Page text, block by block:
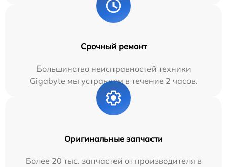
Срочный ремонт
Большинство неисправностей техники
Gigabyte мы устраняем в течение 2 часов.
Оригинальные запчасти
Более 20 тыс. запчастей от производителя в